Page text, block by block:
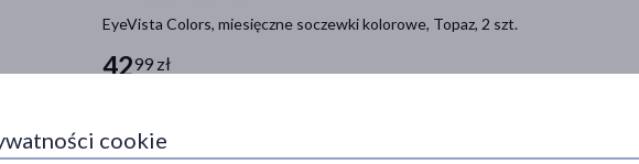
EyeVista Colors, miesięczne soczewki kolorowe, Topaz, 2 szt.
4299 zł
cookie